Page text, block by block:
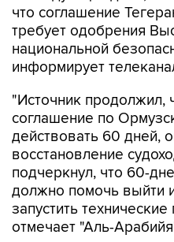
национальной
информирует
"Источник продолжил,
действовать 60 дней,
восстановление
подчеркнул, что 60-
должно помочь выйти
запустить
отмечает "Аль-
По словам источника,